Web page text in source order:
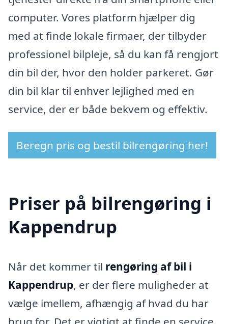
computer. Vores platform hjælper dig
med at finde lokale firmaer, der tilbyder
professionel bilpleje, så du kan få rengjort
din bil der, hvor den holder parkeret. Gør
din bil klar til enhver lejlighed med en
service, der er både bekvem og effektiv.
Beregn pris og bestil bilrengøring her!
Priser på bilrengøring i
Kappendrup
Når det kommer til rengøring af bil i
Kappendrup, er der flere muligheder at
vælge imellem, afhængig af hvad du har